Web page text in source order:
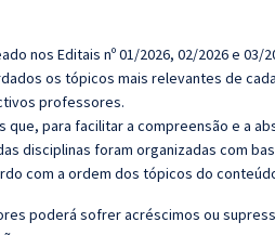
nos Editais nº 01/2026, 02/2026 e 03/
os tópicos mais relevantes de
professores.
que, para facilitar a compreensão e a
disciplinas foram organizadas com
com a ordem dos tópicos do
poderá sofrer acréscimos ou